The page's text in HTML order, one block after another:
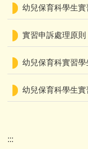
幼兒保育科學生
實習申訴處理原則
幼兒保育科實習
幼兒保育科學生
:::